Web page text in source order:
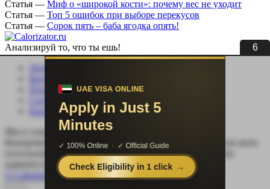
6
Статья — Миф о «широкой кости»: почему вес не уходит
Статья — Топ 5 ошибок при выборе перекусов
Статья — Сорок пять – баба ягодка опять!
Анализируй то, что ты ешь!
Личный кабинет
Помощь сайту
Соцсети
Карта сайта
Мы в социальных сетях:
Копирование, перепечатка (целиком или частично) или иное
использование материала без письменного разрешения
администрации сайта Calorizator.ru не допускается.
© Calorizator.ru 2008-2026